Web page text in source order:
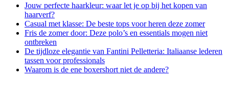
Jouw perfecte haarkleur: waar let je op bij het kopen van
haarverf?
Casual met klasse: De beste tops voor heren deze zomer
Fris de zomer door: Deze polo’s en essentials mogen niet
ontbreken
De tijdloze elegantie van Fantini Pelletteria: Italiaanse lederen
tassen voor professionals
Waarom is de ene boxershort niet de andere?